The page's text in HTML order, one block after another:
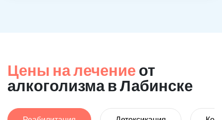
Цены на лечение от
алкоголизма в Лабинске